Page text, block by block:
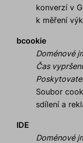
konverzí v
k měření
bcookie
Doménové
Čas
Soubor
sdílení a
IDE
Doménové